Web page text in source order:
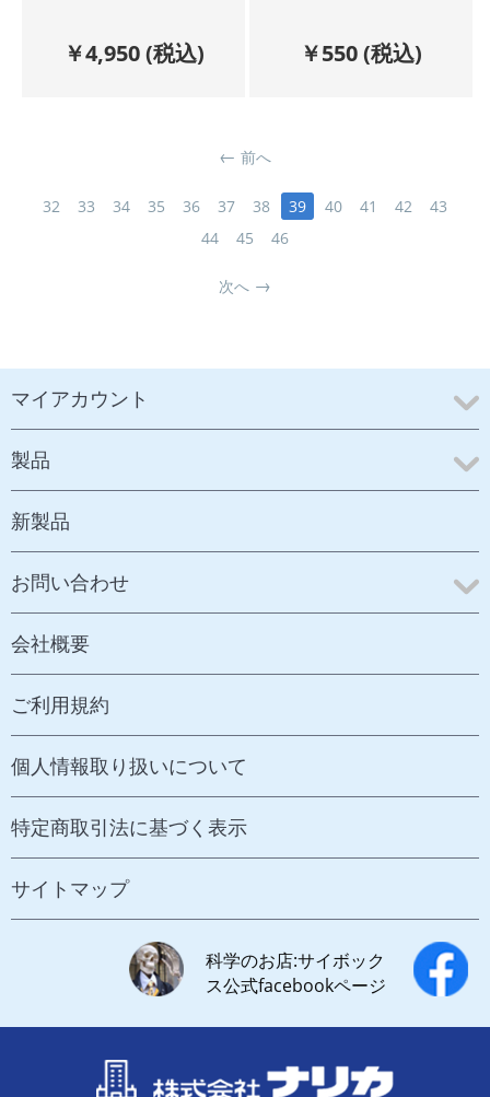
￥4,950(税込) ￥550(税込)
前へ
32 33 34 35 36 37 38 39 40 41 42
43
44
45 46
次へ
マイアカウント
製品
新製品
お問い合わせ
会社概要
ご利用規約
個人情報取り扱いについて
特定商取引法に基づく表示
サイトマップ
科学のお店:サイボック
ス公式facebookページ